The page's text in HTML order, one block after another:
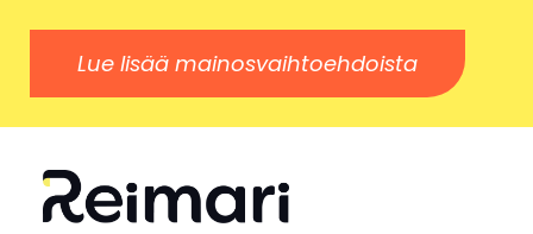
Lue lisää mainosvaihtoehdoista